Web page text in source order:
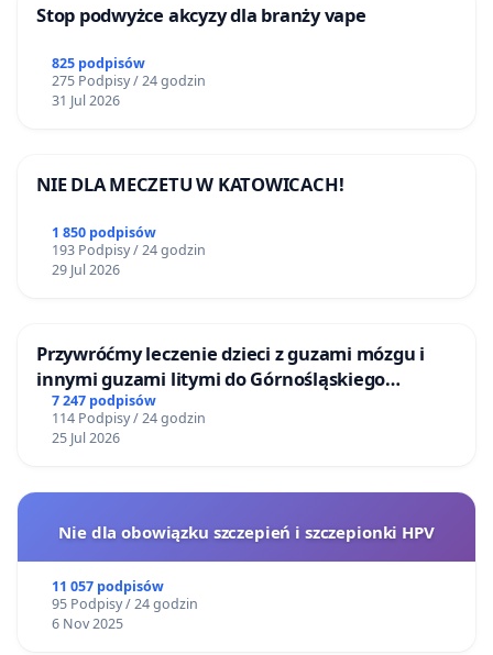
Stop podwyżce akcyzy dla branży vape
825 podpisów
275 Podpisy / 24 godzin
31 Jul 2026
NIE DLA MECZETU W KATOWICACH!
1 850 podpisów
193 Podpisy / 24 godzin
29 Jul 2026
Przywróćmy leczenie dzieci z guzami mózgu i
innymi guzami litymi do Górnośląskiego
Centrum Zdrowia Dziecka w Katowicach
7 247 podpisów
114 Podpisy / 24 godzin
25 Jul 2026
Nie dla obowiązku szczepień i szczepionki HPV
11 057 podpisów
95 Podpisy / 24 godzin
6 Nov 2025